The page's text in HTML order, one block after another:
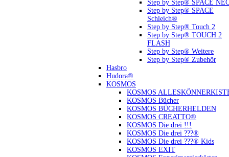
Step by Step® SPACE
Step by Step® SPACE
Schleich®
Step by Step® Touch 2
Step by Step® TOUCH 2
FLASH
Step by Step® Weitere
Step by Step® Zubehör
Hasbro
Hudora®
KOSMOS
KOSMOS
KOSMOS Bücher
KOSMOS BÜCHERHELDEN
KOSMOS CREATTO®
KOSMOS Die drei !!!
KOSMOS Die drei ???®
KOSMOS Die drei ???® Kids
KOSMOS EXIT